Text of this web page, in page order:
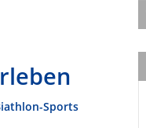
Sports